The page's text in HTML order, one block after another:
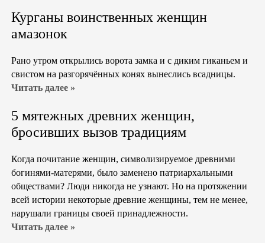
Курганы воинственных женщин
амазонок
Рано утром открылись ворота замка и с диким гиканьем и
свистом на разгорячённых конях вынеслись всадницы.
Читать далее »
5 мятежных древних женщин,
бросивших вызов традициям
Когда почитание женщин, символизируемое древними
богинями-матерями, было заменено патриархальными
обществами? Люди никогда не узнают. Но на протяжении
всей истории некоторые древние женщины, тем не менее,
нарушали границы своей принадлежности.
Читать далее »